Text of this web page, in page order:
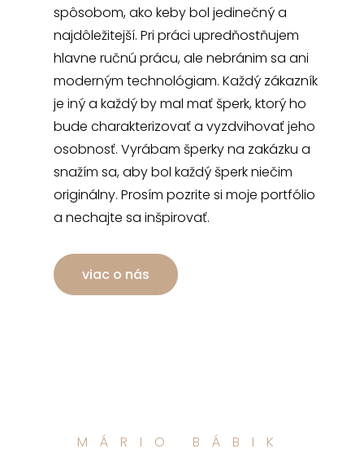
spôsobom, ako keby bol jedinečný a
najdôležitejší. Pri práci upredňostňujem
hlavne ručnú prácu, ale nebránim sa ani
moderným technológiam. Každý zákazník
je iný a každý by mal mať šperk, ktorý ho
bude charakterizovať a vyzdvihovať jeho
osobnosť. Vyrábam šperky na zakázku a
snažím sa, aby bol každý šperk niečim
originálny. Prosím pozrite si moje portfólio
a nechajte sa inšpirovať.
viac o nás
MÁRIO BÁBIK